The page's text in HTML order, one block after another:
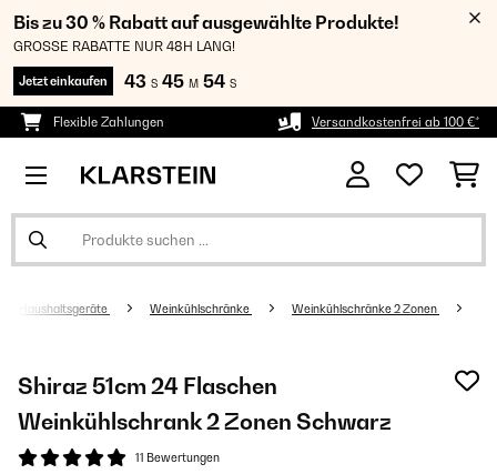
Bis zu 30 % Rabatt auf ausgewählte Produkte!
GROSSE RABATTE NUR 48H LANG!
Jetzt einkaufen 43 S 45 M 54 S
Flexible Zahlungen Versandkostenfrei ab 100 €*
Haushaltsgeräte Weinkühlschränke Weinkühlschränke 2 Zonen
Shiraz 51cm 24 Flaschen
Weinkühlschrank 2 Zonen​ Schwarz
11 Bewertungen